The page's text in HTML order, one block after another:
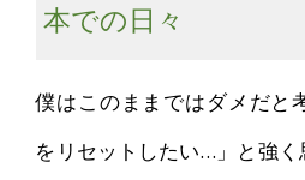
本での日々
僕はこのままではダメだと
をリセットしたい…」と強